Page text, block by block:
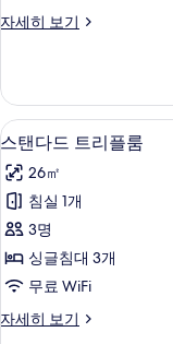
진
두
보
기
자세히 보기
컴
드
룸
자
히
보
기
스
탠
다
드
트
리
룸
5
스탠다드 트리플룸
26㎡
침실 1개
3명
싱글침대 3개
무료 WiFi
자세히 보기
스